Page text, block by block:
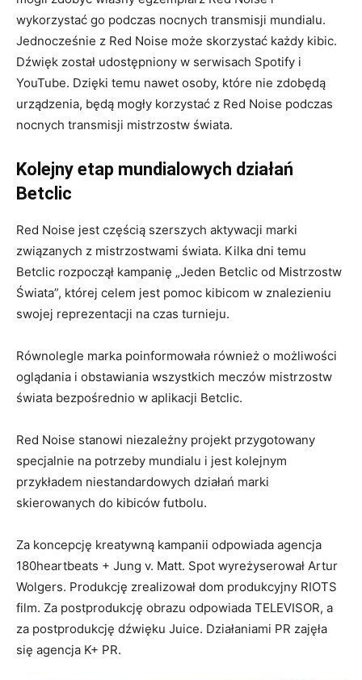
wykorzystać go podczas nocnych transmisji mundialu.
Jednocześnie z Red Noise może skorzystać każdy kibic.
Dźwięk został udostępniony w serwisach Spotify i
YouTube. Dzięki temu nawet osoby, które nie zdobędą
urządzenia, będą mogły korzystać z Red Noise podczas
nocnych transmisji mistrzostw świata.
Kolejny etap mundialowych działań
Betclic
Red Noise jest częścią szerszych aktywacji marki
związanych z mistrzostwami świata. Kilka dni temu
Betclic rozpoczął kampanię „Jeden Betclic od Mistrzostw
Świata”, której celem jest pomoc kibicom w znalezieniu
swojej reprezentacji na czas turnieju.
Równolegle marka poinformowała również o możliwości
oglądania i obstawiania wszystkich meczów mistrzostw
świata bezpośrednio w aplikacji Betclic.
Red Noise stanowi niezależny projekt przygotowany
specjalnie na potrzeby mundialu i jest kolejnym
przykładem niestandardowych działań marki
skierowanych do kibiców futbolu.
Za koncepcję kreatywną kampanii odpowiada agencja
180heartbeats + Jung v. Matt. Spot wyreżyserował Artur
Wolgers. Produkcję zrealizował dom produkcyjny RIOTS
film. Za postprodukcję obrazu odpowiada TELEVISOR, a
za postprodukcję dźwięku Juice. Działaniami PR zajęła
się agencja K+ PR.